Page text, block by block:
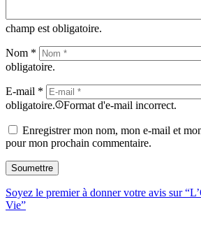
champ est obligatoire.
Nom *
obligatoire.
E-mail *
obligatoire.
Format d'e-mail incorrect.
Enregistrer mon nom, mon e-mail et
pour mon prochain commentaire.
Soyez le premier à donner votre avis sur
Vie”